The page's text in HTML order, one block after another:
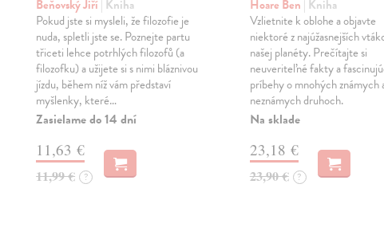
Beňovský Jiří | Kniha
Pokud jste si mysleli, že filozofie je
nuda, spletli jste se. Poznejte partu
třiceti lehce potrhlých filozofů (a
filozofku) a užijete si s nimi bláznivou
jízdu, během níž vám představí
myšlenky, které…
Zasielame do 14 dní
11,63 €
11,99 € ?
Hoare Ben | Kniha
Vzlietnite k oblohe a objavte
niektoré z najúžasnejších
našej planéty. Prečítajte si
neuveriteľné fakty a
príbehy o mnohých známych
neznámych druhoch.
Na sklade
23,18 €
23,90 € ?